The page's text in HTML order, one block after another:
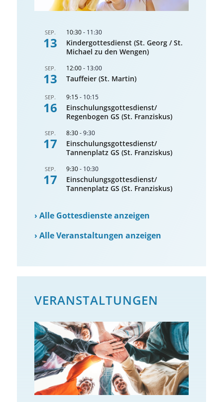
SEP.
13
10:30- 11:30
Kindergottesdienst (St. Georg / St.
Michael zu den Wengen)
SEP.
13
12:00- 13:00
Tauffeier (St. Martin)
SEP.
16
9:15- 10:15
Einschulungsgottesdienst/
Regenbogen GS (St. Franziskus)
SEP.
17
8:30-9:30
Einschulungsgottesdienst/
Tannenplatz GS (St. Franziskus)
SEP.
17
9:30- 10:30
Einschulungsgottesdienst/
Tannenplatz GS (St. Franziskus)
›Alle Gottesdienste anzeigen
›Alle Veranstaltungen anzeigen
VERANSTALTUNGEN